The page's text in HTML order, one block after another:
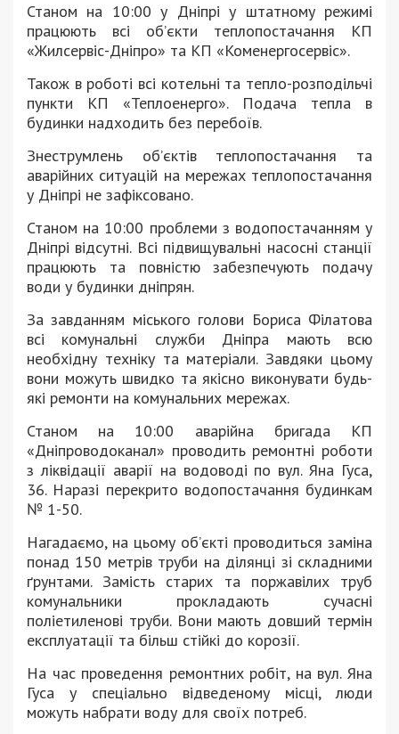
Станом на 10:00 у Дніпрі у штатному режимі
працюють всі об’єкти теплопостачання КП
«Жилсервіс-Дніпро» та КП «Коменергосервіс».
Також в роботі всі котельні та тепло-розподільчі
пункти КП «Теплоенерго». Подача тепла в
будинки надходить без перебоїв.
Знеструмлень об’єктів теплопостачання та
аварійних ситуацій на мережах теплопостачання
у Дніпрі не зафіксовано.
Станом на 10:00 проблеми з водопостачанням у
Дніпрі відсутні. Всі підвищувальні насосні станції
працюють та повністю забезпечують подачу
води у будинки дніпрян.
За завданням міського голови Бориса Філатова
всі комунальні служби Дніпра мають всю
необхідну техніку та матеріали. Завдяки цьому
вони можуть швидко та якісно виконувати будь-
які ремонти на комунальних мережах.
Станом на 10:00 аварійна бригада КП
«Дніпроводоканал» проводить ремонтні роботи
з ліквідації аварії на водоводі по вул. Яна Гуса,
36. Наразі перекрито водопостачання будинкам
№ 1-50.
Нагадаємо, на цьому об’єкті проводиться заміна
понад 150 метрів труби на ділянці зі складними
ґрунтами. Замість старих та поржавілих труб
комунальники прокладають сучасні
поліетиленові труби. Вони мають довший термін
експлуатації та більш стійкі до корозії.
На час проведення ремонтних робіт, на вул. Яна
Гуса у спеціально відведеному місці, люди
можуть набрати воду для своїх потреб.